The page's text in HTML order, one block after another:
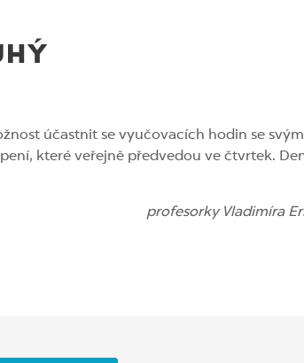
účastnit se vyučovacích hodin se
které veřejně předvedou ve čtvrtek.
profesorky Vladimíra